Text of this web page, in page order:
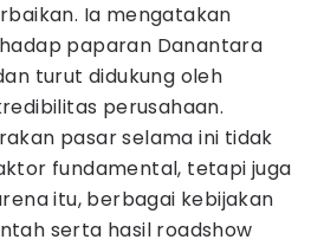
Ia mengatakan
paparan Danantara
turut didukung oleh
perusahaan.
pasar selama ini tidak
fundamental, tetapi juga
itu, berbagai kebijakan
serta hasil roadshow